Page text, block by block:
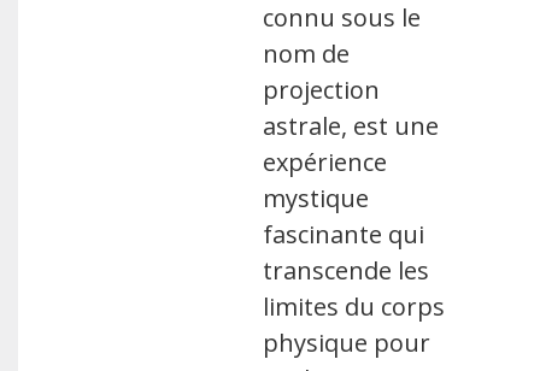
connu sous le
nom de
projection
astrale, est une
expérience
mystique
fascinante qui
transcende les
limites du corps
physique pour